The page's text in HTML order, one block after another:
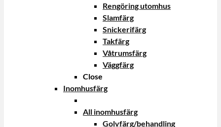
Rengöring utomhus
Slamfärg
Snickerifärg
Takfärg
Våtrumsfärg
Väggfärg
Close
Inomhusfärg
All inomhusfärg
Golvfärg/behandling